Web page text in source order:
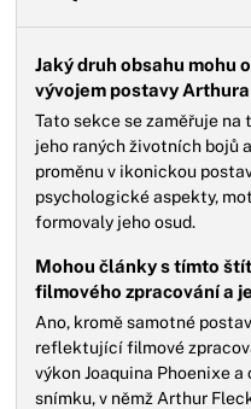
Jaký druh obsahu mohu
vývojem postavy
Tato sekce se zaměřuje
jeho raných životních bojů
proměnu v ikonickou
psychologické aspekty,
formovaly jeho osud.
Mohou články s tímto
filmového zpracování a
Ano, kromě samotné
reflektující filmové
výkon Joaquina Phoenixe
snímku, v němž Arthur